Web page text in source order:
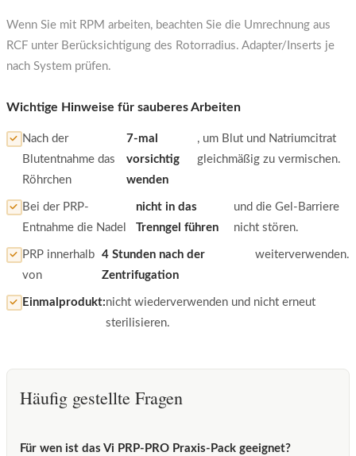
Wenn Sie mit RPM arbeiten, beachten Sie die Umrechnung aus
RCF unter Berücksichtigung des Rotorradius. Adapter/Inserts je
nach System prüfen.
Wichtige Hinweise für sauberes Arbeiten
Nach der
Blutentnahme das
Röhrchen
7-mal
vorsichtig
wenden
, um Blut und Natriumcitrat
gleichmäßig zu vermischen.
Bei der PRP-
Entnahme die Nadel
nicht in das
Trenngel führen
und die Gel-Barriere
nicht stören.
PRP innerhalb
von
4 Stunden nach der
Zentrifugation
weiterverwenden.
Einmalprodukt:nicht wiederverwenden und nicht erneut
sterilisieren.
Häufig gestellte Fragen
Für wen ist das Vi PRP-PRO Praxis-Pack geeignet?